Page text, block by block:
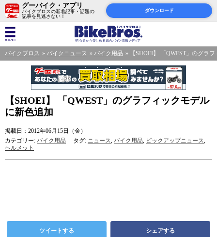
グーバイク・アプリ
バイクブロスの新着記事・話題の
記事を見逃さない！
ダウンロード
バイクブロス バイクニュース バイク用品 【SHOEI】 「QWEST」のグラ
【SHOEI】 「QWEST」のグラフィックモデル
に新色追加
掲載日：2012年06月15日（金）
カテゴリー: バイク用品 タグ: ニュース, バイク用品, ピックアップニュース,
ヘルメット
ツイートする シェアする